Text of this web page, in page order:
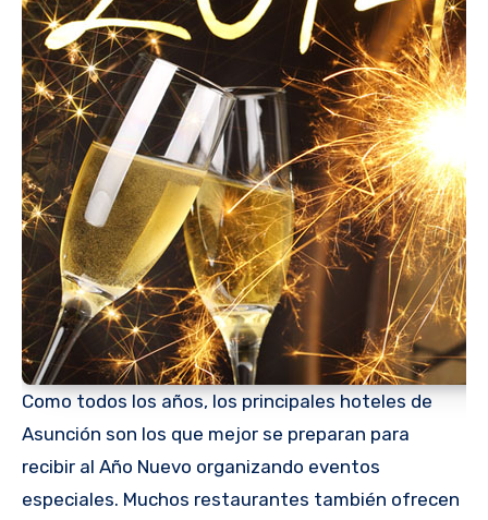
Como todos los años, los principales hoteles de
Asunción son los que mejor se preparan para
recibir al Año Nuevo organizando eventos
especiales. Muchos restaurantes también ofrecen